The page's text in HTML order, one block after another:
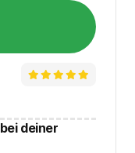
deiner